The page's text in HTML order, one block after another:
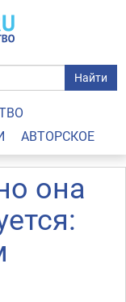
Найти
АВТОРСКОЕ
она